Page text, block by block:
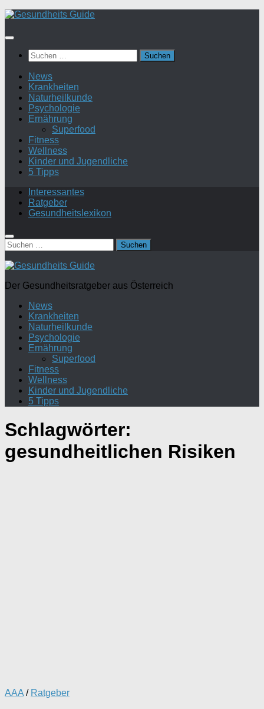
Suchen
nach:
News
Krankheiten
Naturheilkunde
Psychologie
Ernährung
Superfood
Fitness
Wellness
Kinder und Jugendliche
5 Tipps
Interessantes
Ratgeber
Gesundheitslexikon
Suchen
nach:
Der Gesundheitsratgeber aus Österreich
News
Krankheiten
Naturheilkunde
Psychologie
Ernährung
Superfood
Fitness
Wellness
Kinder und Jugendliche
5 Tipps
Schlagwörter:
gesundheitlichen Risiken
AAA / Ratgeber